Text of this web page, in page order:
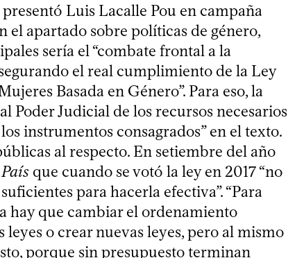
Luis Lacalle Pou en campaña
el apartado sobre políticas de género,
sería el “combate frontal a la
el real cumplimiento de la Ley
Basada en Género”. Para eso, la
Poder Judicial de los recursos necesarios
instrumentos consagrados” en el texto.
al respecto. En setiembre del año
que cuando se votó la ley en 2017 “no
para hacerla efectiva”. “Para
hay que cambiar el ordenamiento
o crear nuevas leyes, pero al mismo
porque sin presupuesto terminan